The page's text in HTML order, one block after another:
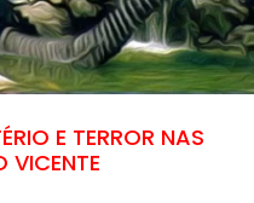
E TERROR NAS
VICENTE